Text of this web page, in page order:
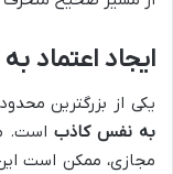
ایجاد اعتماد
یکی از بزرگترین
به نفس کاذباست.
مجازی، ممکن است این